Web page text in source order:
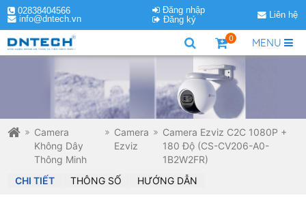
02838404566
info@dntech.vn
Đăng nhập
Đăng ký
Liên hệ
MENU
0
Camera
Không Dây
Thông Minh
Camera
Ezviz
Camera Ezviz C2C 1080P +
180 Độ (CS-CV206-A0-
1B2W2FR)
CHI TIẾT
THÔNG SỐ HƯỚNG DẪN